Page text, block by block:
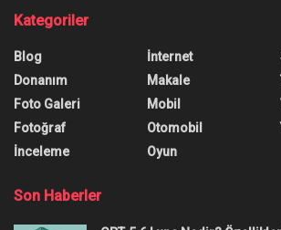
Kategoriler
Blog
Donanım
Foto Galeri
Fotoğraf
İnceleme
İnternet
Makale
Mobil
Otomobil
Oyun
Son Haberler